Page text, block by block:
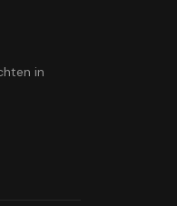
in